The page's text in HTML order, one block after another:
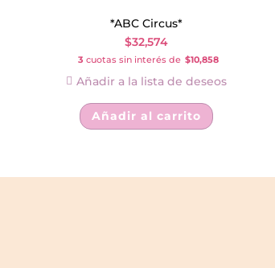
*ABC Circus*
$32,574
3 cuotas sin interés de $10,858
Añadir a la lista de deseos
Añadir al carrito